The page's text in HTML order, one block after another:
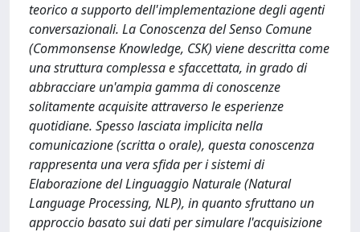
teorico a supporto dell'implementazione degli agenti
conversazionali. La Conoscenza del Senso Comune
(Commonsense Knowledge, CSK) viene descritta come
una struttura complessa e sfaccettata, in grado di
abbracciare un'ampia gamma di conoscenze
solitamente acquisite attraverso le esperienze
quotidiane. Spesso lasciata implicita nella
comunicazione (scritta o orale), questa conoscenza
rappresenta una vera sfida per i sistemi di
Elaborazione del Linguaggio Naturale (Natural
Language Processing, NLP), in quanto sfruttano un
approccio basato sui dati per simulare l'acquisizione